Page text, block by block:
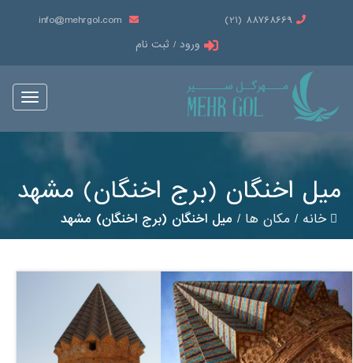
88768669 (21)
info@mehrgol.com
ورود / ثبت نام
Toggle
میل اخنگان (برج اخنگان) مشهد
خانه/ مکان ها/ میل اخنگان (برج اخنگان) مشهد